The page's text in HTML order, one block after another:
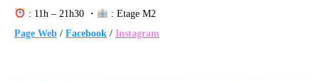
: 11h – 21h30 ・
: Etage M2
Page Web / Facebook / Instagram